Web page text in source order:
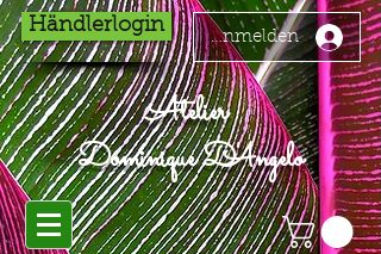
Händlerlogin
Anmelden
Atelier
Dominique D'Angelo